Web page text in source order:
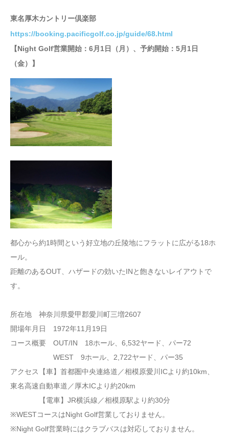
東名厚木カントリー倶楽部
https://booking.pacificgolf.co.jp/guide/68.html
【Night Golf営業開始：6月1日（月）、予約開始：5月1日
（金）】
都心から約1時間という好立地の丘陵地にフラットに広がる18ホ
ール。
距離のあるOUT、ハザードの効いたINと飽きないレイアウトで
す。
所在地 神奈川県愛甲郡愛川町三増2607
開場年月日 1972年11月19日
コース概要 OUT/IN 18ホール、6,532ヤード、パー72
WEST 9ホール、2,722ヤード、パー35
アクセス【車】首都圏中央連絡道／相模原愛川ICより約10km、
東名高速自動車道／厚木ICより約20km
【電車】JR横浜線／相模原駅より約30分
※WESTコースはNight Golf営業しておりません。
※Night Golf営業時にはクラブバスは対応しておりません。